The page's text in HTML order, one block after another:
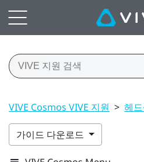
VIVE Cosmos VIVE 지원 > 헤
가이드 다운로드